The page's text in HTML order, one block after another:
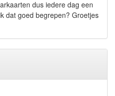
dus iedere dag een
dat goed begrepen? Groetjes